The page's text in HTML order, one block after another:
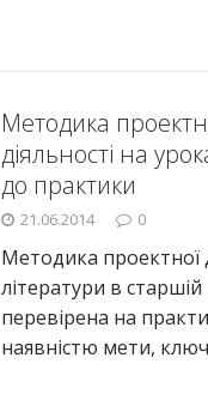
Методика
діяльності на
до практики
21.06.2014 0
Методика проектної
літератури в
перевірена на
наявністю мети,